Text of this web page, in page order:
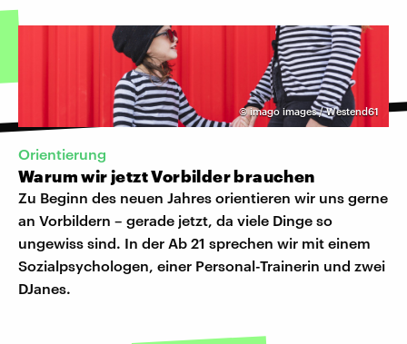
©imago images / Westend61
Orientierung
Warum wir jetzt Vorbilder brauchen
Zu Beginn des neuen Jahres orientieren wir uns gerne
an Vorbildern – gerade jetzt, da viele Dinge so
ungewiss sind. In der Ab 21 sprechen wir mit einem
Sozialpsychologen, einer Personal-Trainerin und zwei
DJanes.